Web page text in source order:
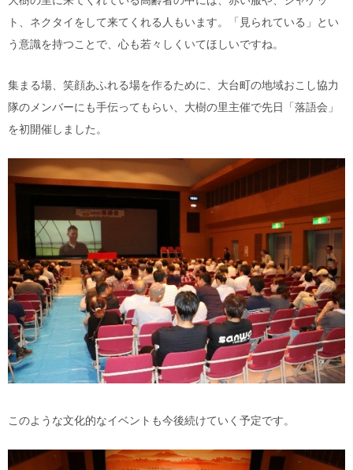
ト、ネクタイをして来てくれる人もいます。「見られている」とい
う意識を持つことで、心も若々しくいてほしいですね。
集まる場、笑顔あふれる場を作るために、大台町の地域おこし協力
隊のメンバーにも手伝ってもらい、大樹の里主催で先日「落語会」
を初開催しました。
このような文化的なイベントも今後続けていく予定です。